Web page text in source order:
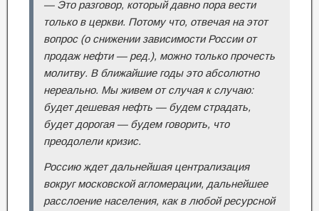
— Это разговор, который давно пора вести
только в церкви. Потому что, отвечая на этот
вопрос (о снижении зависимости России от
продаж нефти — ред.), можно только прочесть
молитву. В ближайшие годы это абсолютно
нереально. Мы живем от случая к случаю:
будет дешевая нефть — будем страдать,
будет дорогая — будем говорить, что
преодолели кризис.
Россию ждет дальнейшая централизация
вокруг московской агломерации, дальнейшее
расслоение населения, как в любой ресурсной